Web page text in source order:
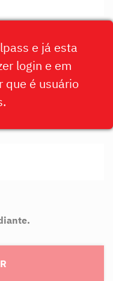
e já esta
login e em
que é usuário